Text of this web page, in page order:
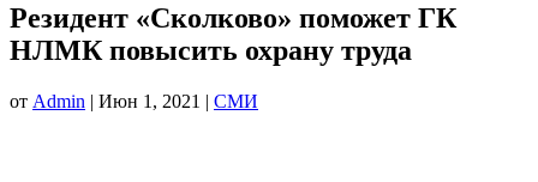
Резидент «Сколково» поможет ГК
НЛМК повысить охрану труда
от Admin | Июн 1, 2021 | СМИ